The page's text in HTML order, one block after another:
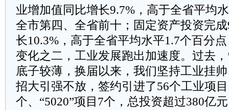
业增加值同比增长9.7%，高于全省平均
全市第四、全省前十；固定资产投资完
长10.3%，高于全省平均水平1.7个百分
变化之二，工业发展跑出加速度。过去
底子较薄，换届以来，我们坚持工业挂
招大引强不放，签约引进了56个工业项
个、“5020”项目7个，总投资超过380亿